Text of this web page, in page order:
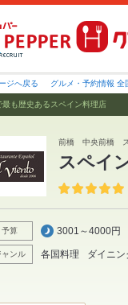
ジへ戻る グルメ・予約情報 全
最も歴史あるスペイン料理店
前橋 中央前橋
スペイ
予算 3001～4000円
ャンル 各国料理 ダイニ